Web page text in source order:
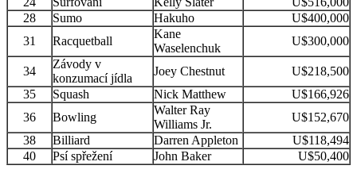
28
Sumo Hakuho
U$400,000
31
Racquetball
Kane
Waselenchuk
U$300,000
34
Závody v
konzumací jídla
Joey Chestnut
U$218,500
35
Squash Nick Matthew
U$166,926
36
Bowling
Walter Ray
Williams Jr.
U$152,670
38
Billiard Darren Appleton
U$118,494
40
Psí spřežení John Baker U$50,400